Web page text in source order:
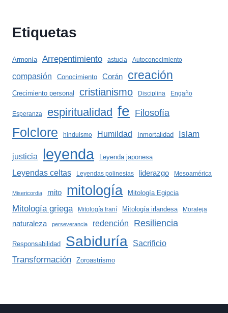
Etiquetas
Armonía Arrepentimiento astucia Autoconocimiento
compasión Conocimiento Corán creación
Crecimiento personal cristianismo Disciplina Engaño
Esperanza espiritualidad fe Filosofía
Folclore hinduismo Humildad Inmortalidad Islam
justicia leyenda Leyenda japonesa
Leyendas celtas Leyendas polinesias liderazgo Mesoamérica
Misericordia mito mitología Mitología Egipcia
Mitología griega Mitología Iraní Mitología irlandesa Moraleja
naturaleza perseverancia redención Resiliencia
Responsabilidad Sabiduría Sacrificio
Transformación Zoroastrismo